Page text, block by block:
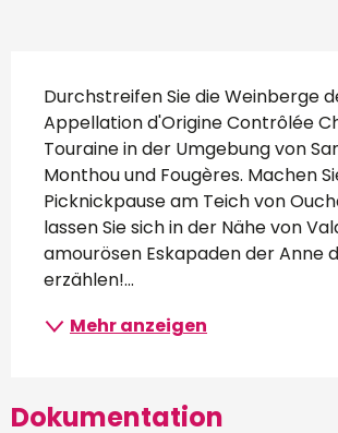
Beschreibung
Durchstreifen Sie die Weinberge
Appellation d'Origine Contrôlée
Touraine in der Umgebung von
Monthou und Fougères. Machen
Picknickpause am Teich von
lassen Sie sich in der Nähe von
amourösen Eskapaden der Anne
erzählen!...
Mehr anzeigen
Dokumentation